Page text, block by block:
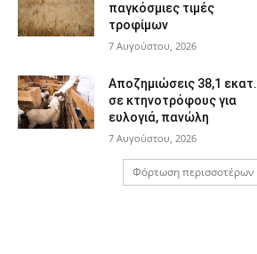
παγκόσμιες τιμές
τροφίμων
7 Αυγούστου, 2026
Αποζημιώσεις 38,1 εκατ.
σε κτηνοτρόφους για
ευλογιά, πανώλη
7 Αυγούστου, 2026
Φόρτωση περισσοτέρων